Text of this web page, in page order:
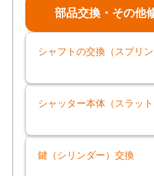
部品交換・その他
シャフトの交換（スプリン
シャッター本体（スラッ
鍵（シリンダー）交換